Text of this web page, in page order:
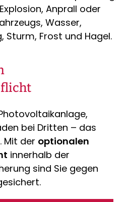
Anprall oder
Wasser,
Sturm, Frost und Hagel.
bei Dritten – das
Mit der optionalen
innerhalb der
sind Sie gegen